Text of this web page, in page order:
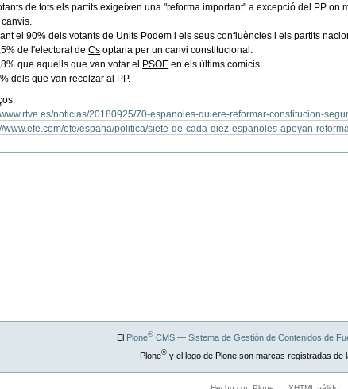
de tots els partits exigeixen una "reforma important" a excepció del PP on
el 90% dels votants de Units Podem i els seus confluències i els partits
de l'electorat deCs optaria per un canvi constitucional.
que aquells que van votar el PSOE en els últims comicis.
dels que van recolzar al PP.
noticias/20180925/70-espanoles-quiere-reformar-constitucion-
www.efe.com/efe/espana/politica/siete-de-cada-diez-espanoles-apoyan-
El Plone®CMS — Sistema de Gestión de Contenidos de
Plone®y el logo de Plone son marcas registradas de